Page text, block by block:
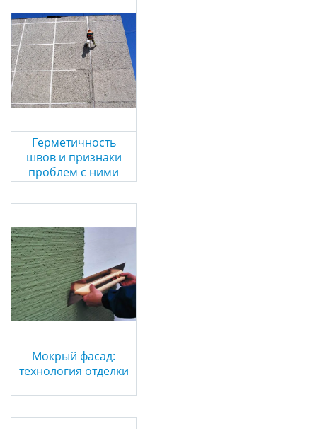
Герметичность
швов и признаки
проблем с ними
Мокрый фасад:
технология отделки